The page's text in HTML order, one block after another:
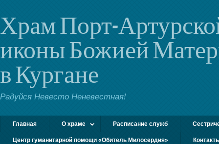
Храм Порт-
иконы Божией
в Кургане
Радуйся Невесто Неневестная!
Главная О храме Расписание служб
Центр гуманитарной помощи «Обитель Милосердия»